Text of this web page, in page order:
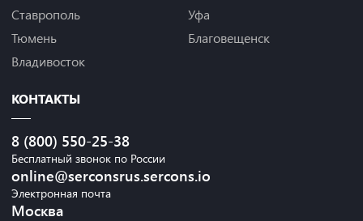
Ставрополь
Тюмень
Владивосток
Уфа
Благовещенск
КОНТАКТЫ
8 (800) 550-25-38
Бесплатный звонок по России
online@serconsrus.sercons.io
Электронная почта
Москва